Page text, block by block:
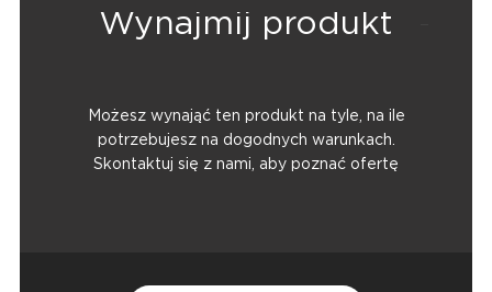
Wynajmij produkt
Możesz wynająć ten produkt na tyle, na ile
potrzebujesz na dogodnych warunkach.
Skontaktuj się z nami, aby poznać ofertę